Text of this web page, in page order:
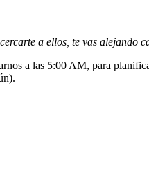
a ellos, te vas alejando
a las 5:00 AM, para